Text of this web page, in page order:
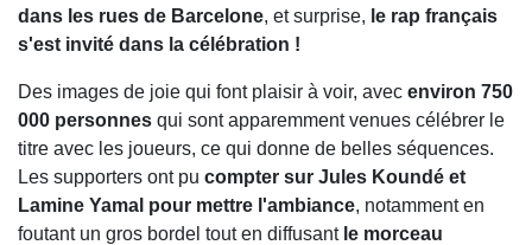
dans les rues de Barcelone, et surprise, le rap français
s'est invité dans la célébration !
Des images de joie qui font plaisir à voir, avec environ 750
000 personnes qui sont apparemment venues célébrer le
titre avec les joueurs, ce qui donne de belles séquences.
Les supporters ont pu compter sur Jules Koundé et
Lamine Yamal pour mettre l'ambiance, notamment en
foutant un gros bordel tout en diffusant le morceau